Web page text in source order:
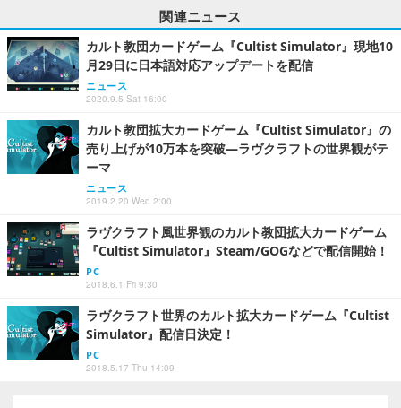
関連ニュース
カルト教団カードゲーム『Cultist Simulator』現地10
月29日に日本語対応アップデートを配信
ニュース
2020.9.5 Sat 16:00
カルト教団拡大カードゲーム『Cultist Simulator』の
売り上げが10万本を突破―ラヴクラフトの世界観がテ
ーマ
ニュース
2019.2.20 Wed 2:00
ラヴクラフト風世界観のカルト教団拡大カードゲーム
『Cultist Simulator』Steam/GOGなどで配信開始！
PC
2018.6.1 Fri 9:30
ラヴクラフト世界のカルト拡大カードゲーム『Cultist
Simulator』配信日決定！
PC
2018.5.17 Thu 14:09